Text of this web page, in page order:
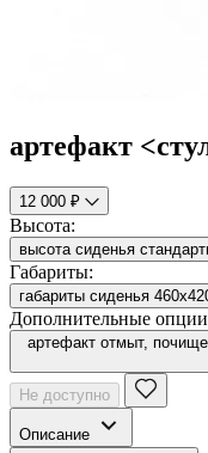
артефакт
12 000 ₽
Высота:
высота сиденья
Габариты:
габариты сиденья
Дополнительные
артефакт отмыт,
Не доступно
Описание